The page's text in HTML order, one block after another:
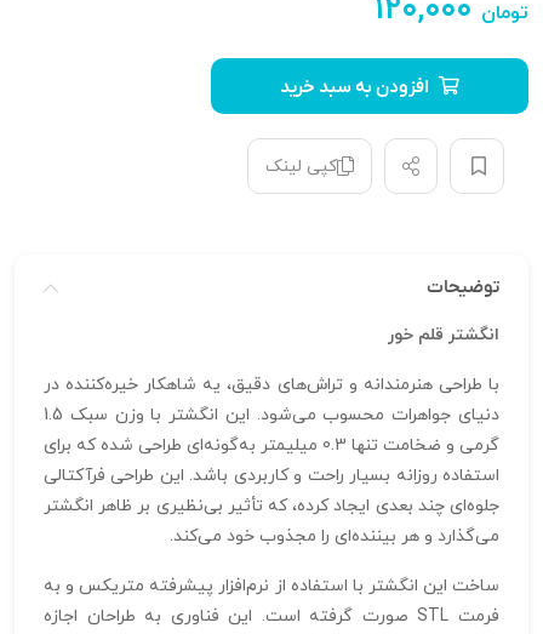
۱۲۰,۰۰۰ تومان
افزودن به سبد خرید
کپی لینک
توضیحات
انگشتر قلم خور
با طراحی هنرمندانه و تراش‌های دقیق، یه شاهکار خیره‌کننده در
دنیای جواهرات محسوب می‌شود. این انگشتر با وزن سبک 1.5
گرمی و ضخامت تنها 0.3 میلیمتر به‌گونه‌ای طراحی شده که برای
استفاده روزانه بسیار راحت و کاربردی باشد. این طراحی فرآکتالی
جلوه‌ای چند بعدی ایجاد کرده، که تأثیر بی‌نظیری بر ظاهر انگشتر
می‌گذارد و هر بیننده‌ای را مجذوب خود می‌کند.
ساخت این انگشتر با استفاده از نرم‌افزار پیشرفته متریکس و به
فرمت STL صورت گرفته است. این فناوری به طراحان اجازه